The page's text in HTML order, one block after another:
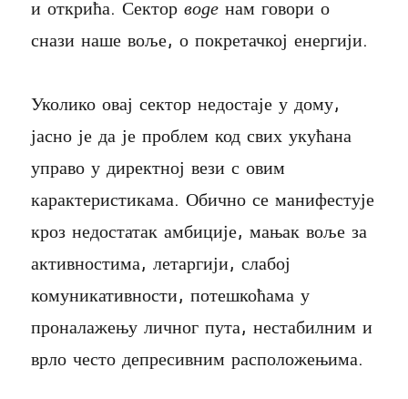
и открића. Секторводенам говори о
снази наше воље, о покретачкој енергији.
Уколико овај сектор недостаје у дому,
јасно је да је проблем код свих укућана
управо у директној вези с овим
карактеристикама. Обично се манифестује
кроз недостатак амбиције, мањак воље за
активностима, летаргији, слабој
комуникативности, потешкоћама у
проналажењу личног пута, нестабилним и
врло често депресивним расположењима.